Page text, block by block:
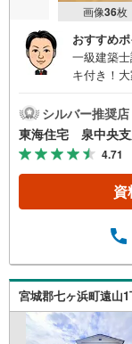
画像36枚
おすすめ
一級建築
キ付き！
m）。・
9.88坪・
には簡易
空間を確
で、ご家
ッドデッ
まいに加
浴場まで
しを叶え
合わせくだ
シルバー推奨店
東海住宅 泉中央
4.71
資
宮城郡七ヶ浜町遠山1